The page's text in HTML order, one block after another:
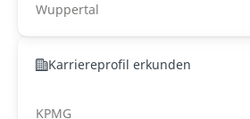
Wuppertal
Karriereprofil erkunden
KPMG